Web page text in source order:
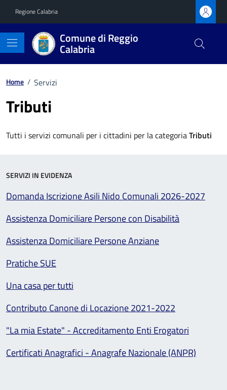
Regione Calabria
Comune di Reggio
Calabria
Home / Servizi
Tributi
Tutti i servizi comunali per i cittadini per la categoriaTributi
SERVIZI IN EVIDENZA
Domanda Iscrizione Asili Nido Comunali 2026-2027
Assistenza Domiciliare Persone con Disabilità
Assistenza Domiciliare Persone Anziane
Pratiche SUE
Una casa per tutti
Contributo Canone di Locazione 2021-2022
"La mia Estate" - Accreditamento Enti Erogatori
Certificati Anagrafici - Anagrafe Nazionale (ANPR)